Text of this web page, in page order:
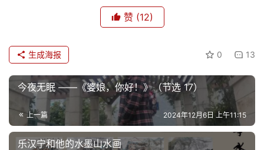
旅
游
儿
娱
登录 注册
赞 (12)
0 13
生成海报
今夜无眠 ——《婆娘，你好！》（节选 17）
上一篇 2024年12月6日 上午11:15
乐汉宁和他的水墨山水画